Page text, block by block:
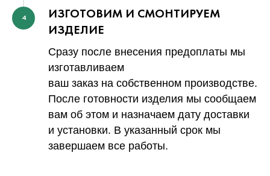
4
ИЗГОТОВИМ И СМОНТИРУЕМ
ИЗДЕЛИЕ
Сразу после внесения предоплаты мы
изготавливаем
ваш заказ на собственном производстве.
После готовности изделия мы сообщаем
вам об этом и назначаем дату доставки
и установки. В указанный срок мы
завершаем все работы.